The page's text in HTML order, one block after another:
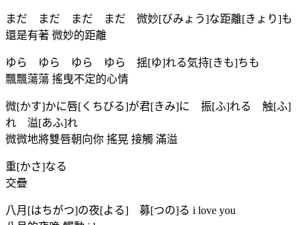
まだ まだ まだ まだ 微妙[びみょう]な距離[きょり]も
還是有著 微妙的距離
ゆら ゆら ゆら ゆら 揺[ゆ]れる気持[きも]ちも
飄飄蕩蕩 搖曳不定的心情
微[かす]かに唇[くちびる]が君[きみ]に 振[ふ]れる 触[ふ]
れ 溢[あふ]れ
微微地將雙唇朝向你 搖晃 接觸 滿溢
重[かさ]なる
交疊
八月[はちがつ]の夜[よる] 募[つの]る i love you